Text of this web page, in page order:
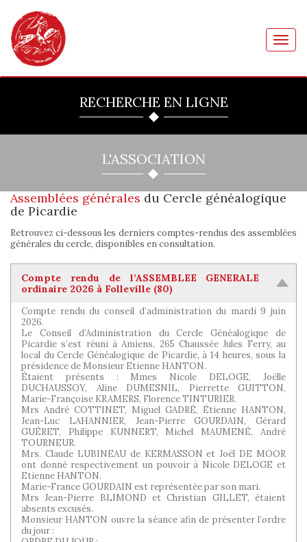
RECHERCHE EN LIGNE
L'ASSOCIATION
Assemblées générales du Cercle généalogique
de Picardie
Retrouvez ci-dessous les derniers comptes-rendus des assemblées
générales du cercle, disponibles en consultation.
Compte rendu de l’ASSEMBLEE GENERALE
ordinaire 2026 à Folleville (80)
Compte rendu du conseil d’administration du mardi 9 juin
2026.
Le Conseil d’Administration du Cercle Généalogique de
Picardie s’est réuni à Amiens, 265 Chaussée Jules Ferry, au
local du Cercle Généalogique de Picardie, à 14 heures, sous la
présidence de Monsieur Etienne HANTON.
Étaient présents : Mmes Nicole DELOGE, Joëlle
DUCHAUSSOY, Aline DUMESNIL, Pierrette GUITTON,
Marie-Françoise KRAMERS, Florence TINTURIER.
Mrs André COTTINET, Miguel GADRÉ, Étienne HANTON,
Jean-Luc LAHANNIER, Jean-Pierre GOURDAIN, Gérard
GUÉRET, Philippe KUNNERT, Michel MAUMENÉ, André
TOURNEUR.
Mrs. Claude LUBINEAU de KERMASSON et Joël DE MOOR
ont donné respectivement un pouvoir à Nicole DELOGE et
Etienne HANTON.
Marie-France GOURDAIN est représentée par son mari.
Mrs Jean-Pierre BLIMOND et Christian GILLET, étaient
absents excusés.
Monsieur HANTON ouvre la séance afin de présenter l’ordre
du jour :